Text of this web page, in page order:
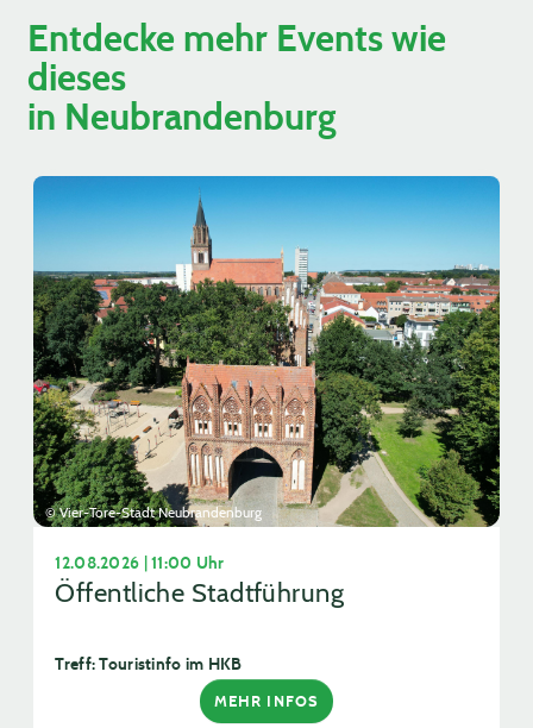
Entdecke mehr Events wie
dieses
in Neubrandenburg
© Vier-Tore-Stadt Neubrandenburg
12.08.2026 | 11:00 Uhr
Öffentliche Stadtführung
Treff: Touristinfo im HKB
MEHR INFOS